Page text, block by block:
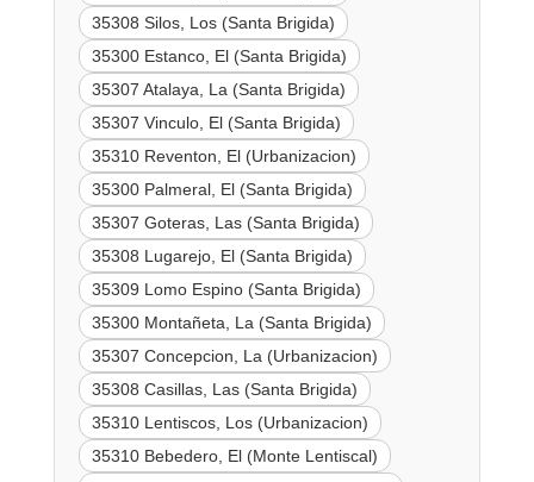
35308 Silos, Los (Santa Brigida)
35300 Estanco, El (Santa Brigida)
35307 Atalaya, La (Santa Brigida)
35307 Vinculo, El (Santa Brigida)
35310 Reventon, El (Urbanizacion)
35300 Palmeral, El (Santa Brigida)
35307 Goteras, Las (Santa Brigida)
35308 Lugarejo, El (Santa Brigida)
35309 Lomo Espino (Santa Brigida)
35300 Montañeta, La (Santa Brigida)
35307 Concepcion, La (Urbanizacion)
35308 Casillas, Las (Santa Brigida)
35310 Lentiscos, Los (Urbanizacion)
35310 Bebedero, El (Monte Lentiscal)